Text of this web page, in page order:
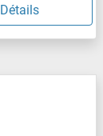
Détails